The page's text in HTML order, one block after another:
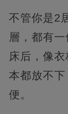
不管你是2
層，都有
床后，像
本都放不
便。